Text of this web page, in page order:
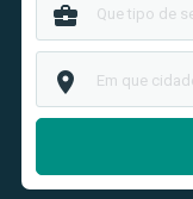
business_center
room